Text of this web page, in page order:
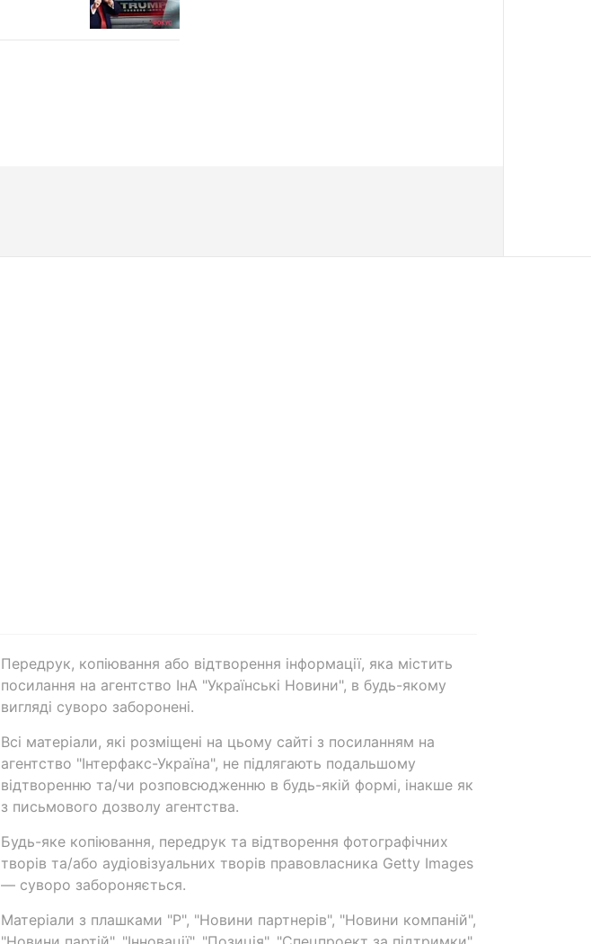
Передрук, копіювання або відтворення інформації, яка містить
посилання на агентство ІнА "Українські Новини", в будь-якому
вигляді суворо заборонені.
Всі матеріали, які розміщені на цьому сайті з посиланням на
агентство "Інтерфакс-Україна", не підлягають подальшому
відтворенню та/чи розповсюдженню в будь-якій формі, інакше як
з письмового дозволу агентства.
Будь-яке копіювання, передрук та відтворення фотографічних
творів та/або аудіовізуальних творів правовласника Getty Images
— суворо забороняється.
Матеріали з плашками "Р", "Новини партнерів", "Новини компаній",